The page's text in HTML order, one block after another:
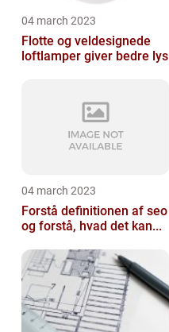
04 march 2023
Flotte og veldesignede
loftlamper giver bedre lys
04 march 2023
Forstå definitionen af seo
og forstå, hvad det kan...